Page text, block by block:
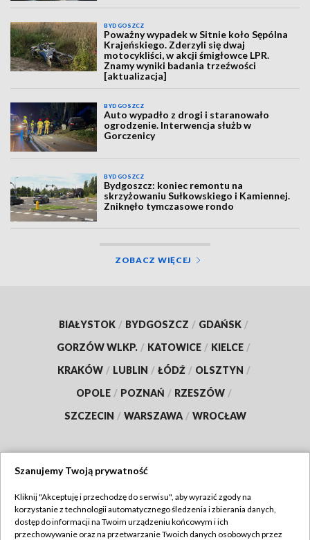
BYDGOSZCZ
Poważny wypadek w Sitnie koło Sępólna
Krajeńskiego. Zderzyli się dwaj
motocykliści, w akcji śmigłowce LPR.
Znamy wyniki badania trzeźwości
[aktualizacja]
BYDGOSZCZ
Auto wypadło z drogi i staranowało
ogrodzenie. Interwencja służb w
Gorczenicy
BYDGOSZCZ
Bydgoszcz: koniec remontu na
skrzyżowaniu Sułkowskiego i Kamiennej.
Zniknęło tymczasowe rondo
ZOBACZ WIĘCEJ
BIAŁYSTOK / BYDGOSZCZ / GDAŃSK /
GORZÓW WLKP. / KATOWICE / KIELCE /
KRAKÓW / LUBLIN / ŁÓDŹ / OLSZTYN /
OPOLE / POZNAŃ / RZESZÓW /
SZCZECIN / WARSZAWA / WROCŁAW
TVP
Abonament TVP
Szanujemy Twoją prywatność
Kliknij "Akceptuję i przechodzę do serwisu", aby wyrazić zgody na
korzystanie z technologii automatycznego śledzenia i zbierania danych,
dostęp do informacji na Twoim urządzeniu końcowym i ich
przechowywanie oraz na przetwarzanie Twoich danych osobowych przez